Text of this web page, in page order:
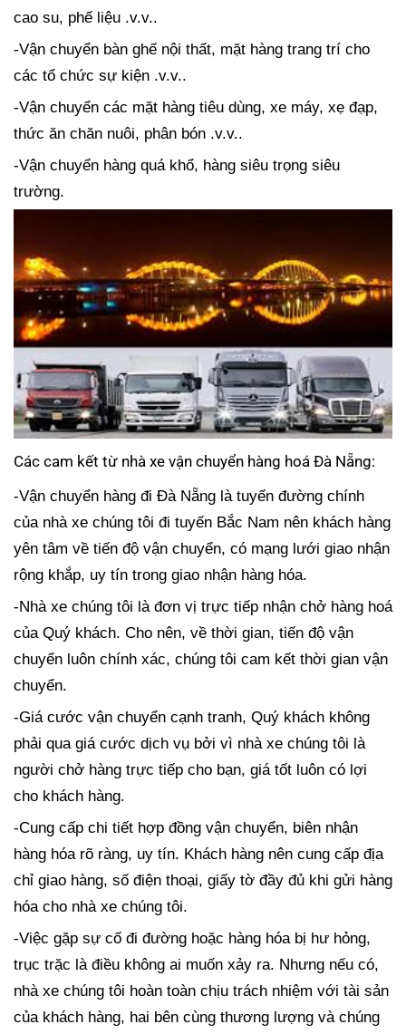
cao su, phế liệu .v.v..
-Vận chuyển bàn ghế nội thất, mặt hàng trang trí cho
các tổ chức sự kiện .v.v..
-Vận chuyển các mặt hàng tiêu dùng, xe máy, xẹ đạp,
thức ăn chăn nuôi, phân bón .v.v..
-Vận chuyển hàng quá khổ, hàng siêu trọng siêu
trường.
Các cam kết từ nhà xe vận chuyển hàng hoá Đà Nẵng:
-Vận chuyển hàng đi Đà Nẵng là tuyến đường chính
của nhà xe chúng tôi đi tuyến Bắc Nam nên khách hàng
yên tâm về tiến độ vận chuyển, có mạng lưới giao nhận
rộng khắp, uy tín trong giao nhận hàng hóa.
-Nhà xe chúng tôi là đơn vị trực tiếp nhận chở hàng hoá
của Quý khách. Cho nên, về thời gian, tiến độ vận
chuyển luôn chính xác, chúng tôi cam kết thời gian vận
chuyển.
-Giá cước vận chuyển cạnh tranh, Quý khách không
phải qua giá cước dịch vụ bởi vì nhà xe chúng tôi là
người chở hàng trực tiếp cho bạn, giá tốt luôn có lợi
cho khách hàng.
-Cung cấp chi tiết hợp đồng vận chuyển, biên nhận
hàng hóa rõ ràng, uy tín. Khách hàng nên cung cấp địa
chỉ giao hàng, số điện thoại, giấy tờ đầy đủ khi gửi hàng
hóa cho nhà xe chúng tôi.
-Việc gặp sự cố đi đường hoặc hàng hóa bị hư hỏng,
trục trặc là điều không ai muốn xảy ra. Nhưng nếu có,
nhà xe chúng tôi hoàn toàn chịu trách nhiệm với tài sản
của khách hàng, hai bên cùng thương lượng và chúng